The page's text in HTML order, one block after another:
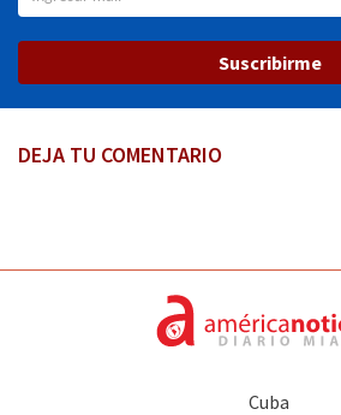
Suscribirme
DEJA TU COMENTARIO
Cuba